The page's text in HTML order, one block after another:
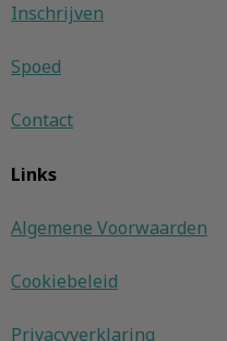
Inschrijven
Spoed
Contact
Links
Algemene Voorwaarden
Cookiebeleid
Privacyverklaring